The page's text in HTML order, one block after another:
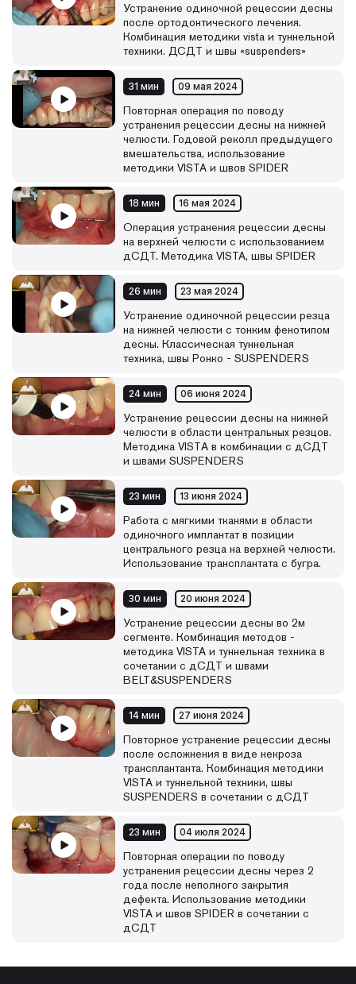
Устранение одиночной рецессии десны
после ортодонтического лечения.
Комбинация методики vista и туннельной
техники. ДСДТ и швы «suspenders»
31 мин 09 мая 2024
Повторная операция по поводу
устранения рецессии десны на нижней
челюсти. Годовой реколл предыдущего
вмешательства, использование
методики VISTA и швов SPIDER
18 мин 16 мая 2024
Операция устранения рецессии десны
на верхней челюсти с использованием
дСДТ. Методика VISTA, швы SPIDER
26 мин 23 мая 2024
Устранение одиночной рецессии резца
на нижней челюсти с тонким фенотипом
десны. Классическая туннельная
техника, швы Ронко - SUSPENDERS
24 мин 06 июня 2024
Устранение рецессии десны на нижней
челюсти в области центральных резцов.
Методика VISTА в комбинации с дСДТ
и швами SUSPENDERS
23 мин 13 июня 2024
Работа с мягкими тканями в области
одиночного имплантат в позиции
центрального резца на верхней челюсти.
Использование трансплантата с бугра.
30 мин 20 июня 2024
Устранение рецессии десны во 2м
сегменте. Комбинация методов -
методика VISTA и туннельная техника в
сочетании с дСДТ и швами
BELT&SUSPENDERS
14 мин 27 июня 2024
Повторное устранение рецессии десны
после осложнения в виде некроза
трансплантанта. Комбинация методики
VISTA и туннельной техники, швы
SUSPENDERS в сочетании с дСДТ
23 мин 04 июля 2024
Повторная операции по поводу
устранения рецессии десны через 2
года после неполного закрытия
дефекта. Использование методики
VISTA и швов SPIDER в сочетании с
дСДТ